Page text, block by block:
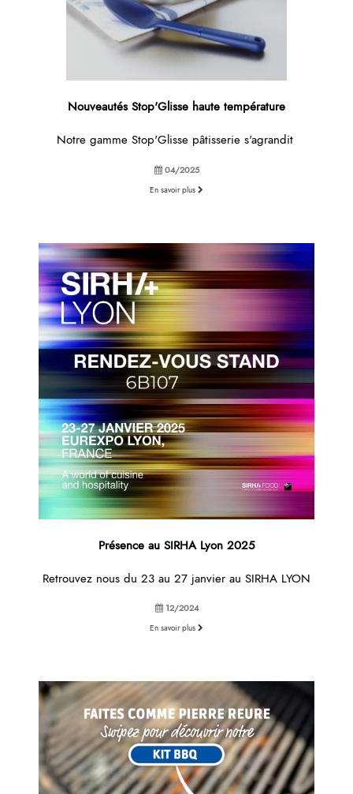
Nouveautés Stop'Glisse haute température
Notre gamme Stop'Glisse pâtisserie s'agrandit
04/2025
En savoir plus
Présence au SIRHA Lyon 2025
Retrouvez nous du 23 au 27 janvier au SIRHA LYON
12/2024
En savoir plus